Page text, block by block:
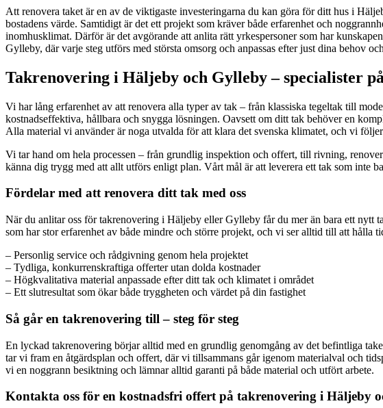
Att renovera taket är en av de viktigaste investeringarna du kan göra för ditt hus i
bostadens värde. Samtidigt är det ett projekt som kräver både erfarenhet och
inomhusklimat. Därför är det avgörande att anlita rätt yrkespersoner som har
Gylleby, där varje steg utförs med största omsorg och anpassas efter just dina behov
Takrenovering i Häljeby och Gylleby – specialister
Vi har lång erfarenhet av att renovera alla typer av tak – från klassiska tegeltak till
kostnadseffektiva, hållbara och snygga lösningen. Oavsett om ditt tak behöver en
Alla material vi använder är noga utvalda för att klara det svenska klimatet, och vi
Vi tar hand om hela processen – från grundlig inspektion och offert, till rivning,
känna dig trygg med att allt utförs enligt plan. Vårt mål är att leverera ett tak som inte
Fördelar med att renovera ditt tak med oss
När du anlitar oss för takrenovering i Häljeby eller Gylleby får du mer än bara ett nytt
som har stor erfarenhet av både mindre och större projekt, och vi ser alltid till att hålla
– Personlig service och rådgivning genom hela projektet
– Tydliga, konkurrenskraftiga offerter utan dolda kostnader
– Högkvalitativa material anpassade efter ditt tak och klimatet i området
– Ett slutresultat som ökar både tryggheten och värdet på din fastighet
Så går en takrenovering till – steg för steg
En lyckad takrenovering börjar alltid med en grundlig genomgång av det befintliga
tar vi fram en åtgärdsplan och offert, där vi tillsammans går igenom materialval och
vi en noggrann besiktning och lämnar alltid garanti på både material och utfört arbete.
Kontakta oss för en kostnadsfri offert på takrenovering i Häljeby